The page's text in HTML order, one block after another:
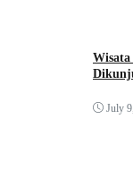
July